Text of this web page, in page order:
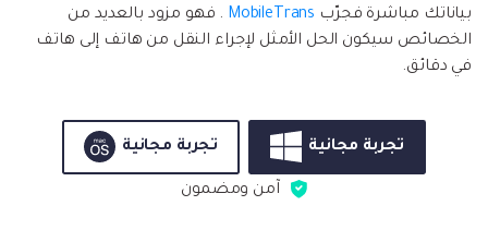
بياناتك مباشرة فجرّب MobileTrans . فهو مزود بالعديد من
الخصائص سيكون الحل الأمثل لإجراء النقل من هاتف إلى هاتف
في دقائق.
تجربة مجانية تجربة مجانية
آمن ومضمون